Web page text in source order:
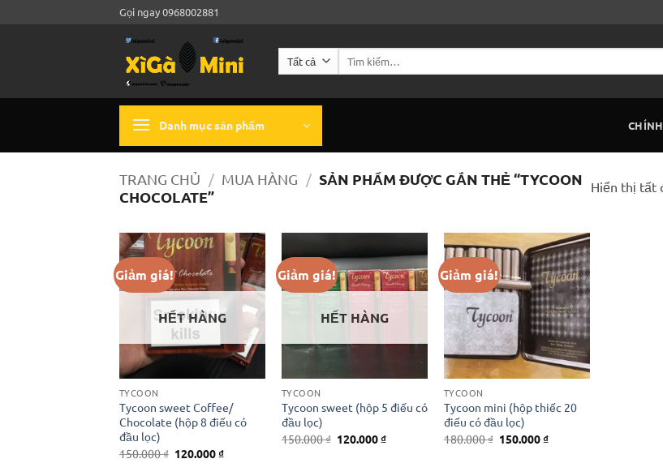
Gọi ngay 0968002881
kiếm:
Danh mục sản phẩm
TRANG CHỦ / MUA HÀNG / SẢN PHẨM ĐƯỢC GẮN THẺ “TYCOON
CHOCOLATE”
Hiển thị tất
Giảm giá!
HẾT HÀNG
TYCOON
Tycoon sweet Coffee/
Chocolate (hộp 8 điếu có
đầu lọc)
150.000₫ Giá
120.000₫Giá
Giảm giá!
HẾT HÀNG
TYCOON
Tycoon sweet (hộp 5 điếu có
đầu lọc)
150.000₫ Giá
120.000₫Giá
Giảm giá!
TYCOON
Tycoon mini (hộp thiếc 20
điếu có đầu lọc)
180.000₫ Giá
150.000₫Giá